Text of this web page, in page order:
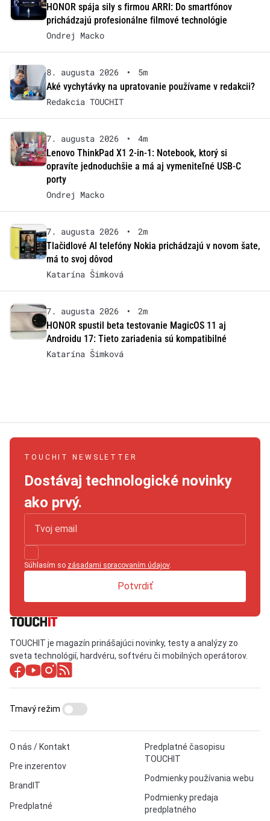
HONOR spája sily s firmou ARRI: Do smartfónov
prichádzajú profesionálne filmové technológie
Ondrej Macko
8. augusta 2026 •
5m
Aké vychytávky na upratovanie používame v redakcii?
Redakcia TOUCHIT
7. augusta 2026 •
4m
Lenovo ThinkPad X1 2-in-1: Notebook, ktorý si
opravíte jednoduchšie a má aj vymeniteľné USB-C
porty
Ondrej Macko
7. augusta 2026 •
2m
Tlačidlové AI telefóny Nokia prichádzajú v novom šate,
má to svoj dôvod
Katarína Šimková
7. augusta 2026 •
2m
HONOR spustil beta testovanie MagicOS 11 aj
Androidu 17: Tieto zariadenia sú kompatibilné
Katarína Šimková
TOUCHIT NEWSLETTER
Dostávaj technologické novinky
ako prvý.
Súhlasím so zásadami spracovaním údajov.
Potvrdiť
TOUCHIT je magazín prinášajúci novinky, testy a analýzy zo
sveta technológií, hardvéru, softvéru či mobilných operátorov.
O nás / Kontakt
Pre inzerentov
BrandIT
Predplatné
Predplatné časopisu
TOUCHIT
Podmienky používania webu
Podmienky predaja
predplatného
Tmavý režim